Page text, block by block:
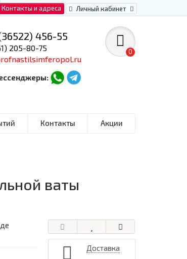
Контакты и адреса Личный кабинет
456-55
205-80-75
0
Контакты Акции
ваты
Доставка